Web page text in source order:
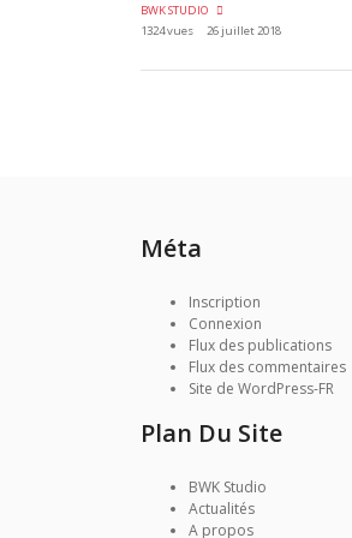
BWK STUDIO
1324 vues
26 juillet 2018
Méta
Inscription
Connexion
Flux des publications
Flux des commentaires
Site de WordPress-FR
Plan Du Site
BWK Studio
Actualités
A propos